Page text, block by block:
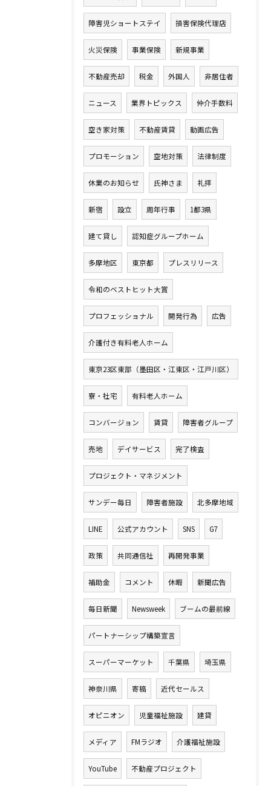
障害児ショートステイ 損害保険代理店
火災保険 事業保険 新規事業
不動産売却 税金 外国人 非居住者
ニュース 業界トピックス 仲介手数料
空き家対策 不動産賃貸 動画広告
プロモーション 空地対策 法律制度
休業のお知らせ 氏神さま 礼拝
新宿 設立 周年行事 1都3県
建て貸し 認知症グループホーム
多摩地区 東京都 プレスリリース
令和のベストヒット大賞
プロフェッショナル 開発行為 広告
介護付き有料老人ホーム
東京23区東部（墨田区・江東区・江戸川区）
寮・社宅 有料老人ホーム
コンバージョン 賃貸 障害者グループ
売地 デイサービス 完了検査
プロジェクト・マネジメント
サンデー毎日 障害者施設 北多摩地域
LINE 公式アカウント SNS G7
政策 共同通信社 再開発事業
補助金 コメント 休暇 新聞広告
毎日新聞 Newsweek ブームの最前線
パートナーシップ構築宣言
スーパーマーケット 千葉県 埼玉県
神奈川県 寄稿 近代セールス
オピニオン 児童福祉施設 建貸
メディア FMラジオ 介護福祉施設
YouTube 不動産プロジェクト